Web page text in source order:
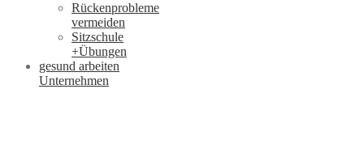
Rückenprobleme
vermeiden
Sitzschule
+Übungen
gesund arbeiten
Unternehmen